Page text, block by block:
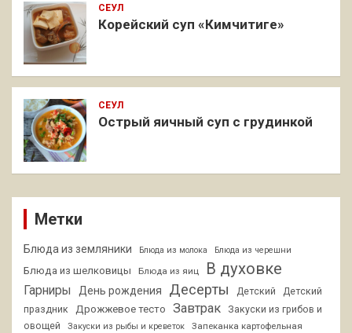
СЕУЛ
Корейский суп «Кимчитиге»
СЕУЛ
Острый яичный суп с грудинкой
Метки
Блюда из земляники Блюда из молока Блюда из черешни
Блюда из шелковицы Блюда из яиц В духовке
Гарниры День рождения Десерты Детский
Детский
праздник
Дрожжевое тесто Завтрак
Закуски из грибов и
овощей
Закуски из рыбы и креветок Запеканка картофельная